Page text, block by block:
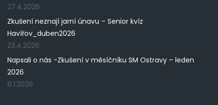
27.4.2026
Zkušení neznají jarní únavu – Senior kvíz
Havířov_duben2026
23.4.2026
Napsali o nás -Zkušení v měsíčníku SM Ostravy – leden
2026
8.1.2026